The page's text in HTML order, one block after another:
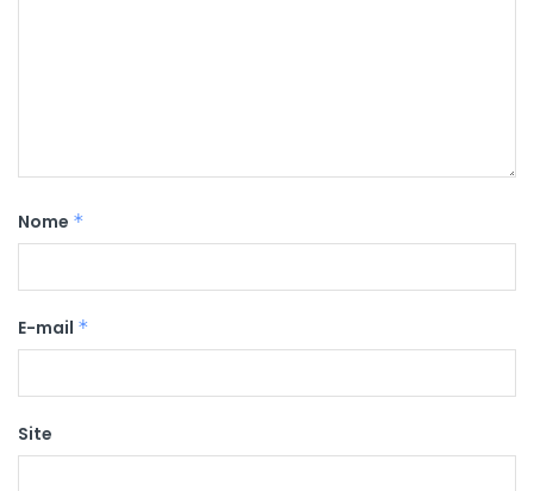
Nome *
E-mail *
Site